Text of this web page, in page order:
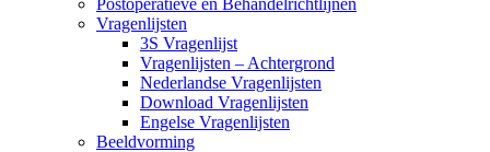
Postoperatieve en Behandelrichtlijnen
Vragenlijsten
3S Vragenlijst
Vragenlijsten – Achtergrond
Nederlandse Vragenlijsten
Download Vragenlijsten
Engelse Vragenlijsten
Beeldvorming